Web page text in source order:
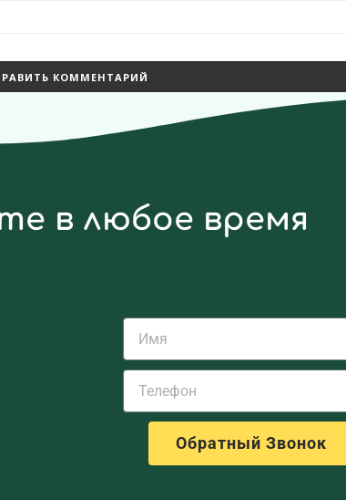
в любое время
Обратный Звонок